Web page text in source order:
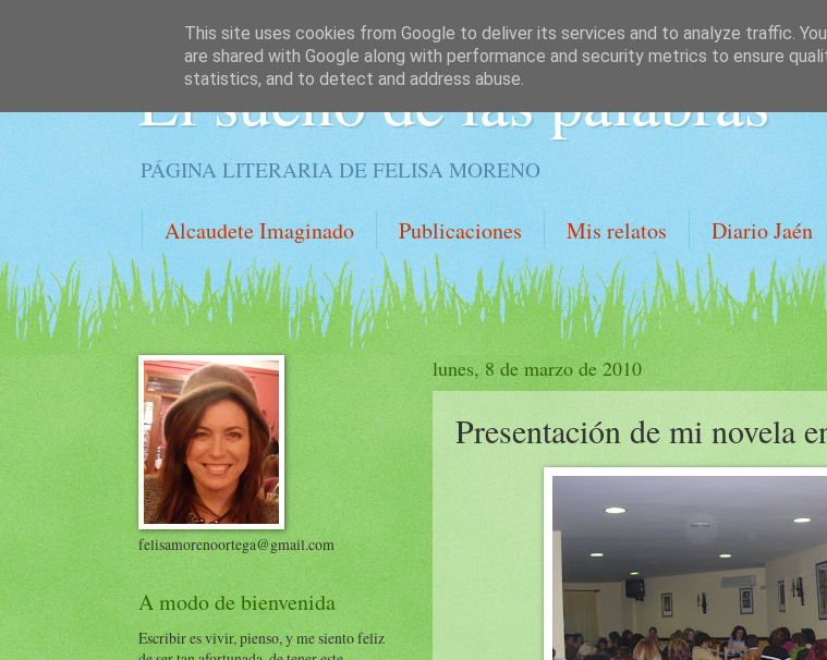
El sueño de las palabras
PÁGINA LITERARIA DE FELISA MORENO
Alcaudete Imaginado Publicaciones Mis relatos Diario Jaén
lunes, 8 de marzo de 2010
Presentación de mi novela
felisamorenoortega@gmail.com
A modo de bienvenida
Escribir es vivir, pienso, y me siento feliz
This site uses cookies from Google to deliver its services and to analyze traffic.
are shared with Google along with performance and security metrics to ensure
statistics, and to detect and address abuse.